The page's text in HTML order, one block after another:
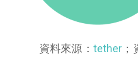
資料來源： tether